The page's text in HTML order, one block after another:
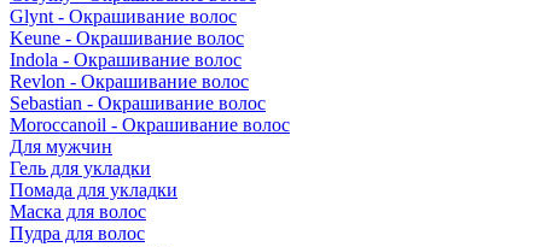
Glynt - Окрашивание волос
Keune - Окрашивание волос
Indola - Окрашивание волос
Revlon - Окрашивание волос
Sebastian - Окрашивание волос
Moroccanoil - Окрашивание волос
Для мужчин
Гель для укладки
Помада для укладки
Маска для волос
Пудра для волос